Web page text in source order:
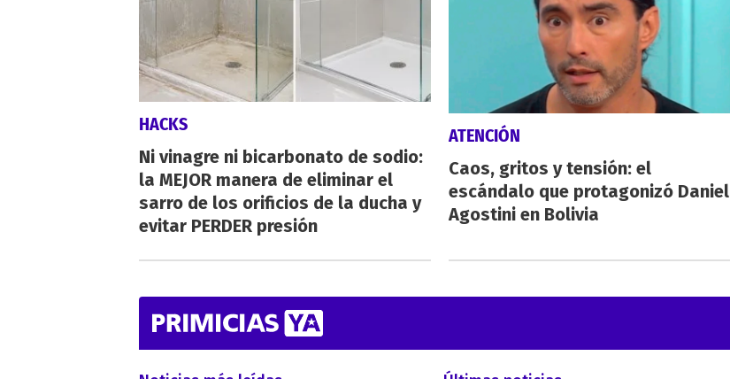
HACKS
Ni vinagre ni bicarbonato de sodio:
la MEJOR manera de eliminar el
sarro de los orificios de la ducha y
evitar PERDER presión
ATENCIÓN
Caos, gritos y tensión: el
escándalo que protagonizó Daniel
Agostini en Bolivia